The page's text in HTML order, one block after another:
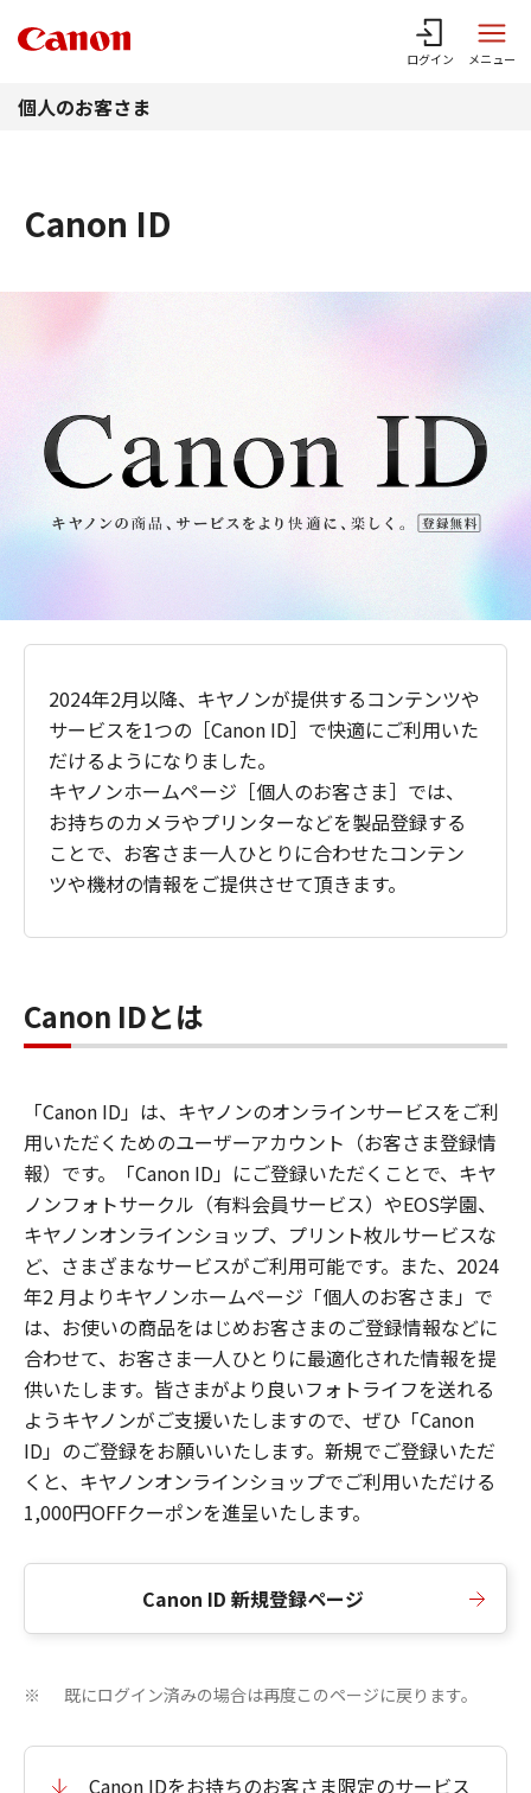
ログイン メニュー
個人のお客さま
Canon ID
2024年2月以降、キヤノンが提供するコンテンツや
サービスを1つの［Canon ID］で快適にご利用いた
だけるようになりました。
キヤノンホームページ［個人のお客さま］では、
お持ちのカメラやプリンターなどを製品登録する
ことで、お客さま一人ひとりに合わせたコンテン
ツや機材の情報をご提供させて頂きます。
Canon IDとは
「Canon ID」は、キヤノンのオンラインサービスをご利
用いただくためのユーザーアカウント（お客さま登録情
報）です。「Canon ID」にご登録いただくことで、キヤ
ノンフォトサークル（有料会員サービス）やEOS学園、
キヤノンオンラインショップ、プリント枚ルサービスな
ど、さまざまなサービスがご利用可能です。また、2024
年2 月よりキヤノンホームページ「個人のお客さま」で
は、お使いの商品をはじめお客さまのご登録情報などに
合わせて、お客さま一人ひとりに最適化された情報を提
供いたします。皆さまがより良いフォトライフを送れる
ようキヤノンがご支援いたしますので、ぜひ「Canon
ID」のご登録をお願いいたします。新規でご登録いただ
くと、キヤノンオンラインショップでご利用いただける
1,000円OFFクーポンを進呈いたします。
Canon ID 新規登録ページ
※ 既にログイン済みの場合は再度このページに戻ります。
Canon IDをお持ちのお客さま限定のサービス